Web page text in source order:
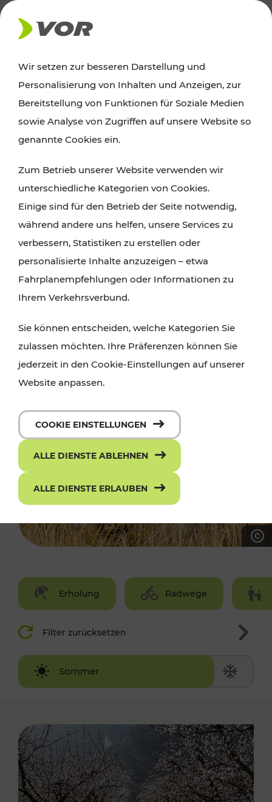
AKTUELLES
Ausflugstipps
Wien, Niederösterreich und das Burgenland
Wanderungen, Kultur und Gastronomie,
Radtouren oder purer Naturgenuss – viele
Attraktionen sind mit den Ticket- und Fahrplan-
Angeboten des VOR gut und schnell erreichbar.
Erholung Radwege
Filter zurücksetzen
Sommer
Winter
Wir setzen zur besseren Darstellung und
Personalisierung von Inhalten und Anzeigen, zur
Bereitstellung von Funktionen für Soziale Medien
sowie Analyse von Zugriffen auf unsere Website so
genannte Cookies ein.
Zum Betrieb unserer Website verwenden wir
unterschiedliche Kategorien von Cookies.
Einige sind für den Betrieb der Seite notwendig,
während andere uns helfen, unsere Services zu
verbessern, Statistiken zu erstellen oder
personalisierte Inhalte anzuzeigen – etwa
Fahrplanempfehlungen oder Informationen zu
Ihrem Verkehrsverbund.
Sie können entscheiden, welche Kategorien Sie
zulassen möchten. Ihre Präferenzen können Sie
jederzeit in den Cookie-Einstellungen auf unserer
Website anpassen.
COOKIE EINSTELLUNGEN
ALLE DIENSTE ABLEHNEN
ALLE DIENSTE ERLAUBEN